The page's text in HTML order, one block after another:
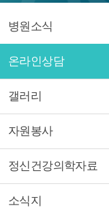
병원소식
온라인상담
갤러리
자원봉사
정신건강의학자료
소식지